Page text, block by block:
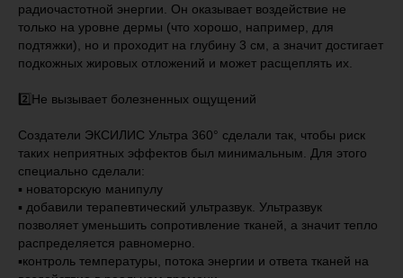
радиочастотной энергии. Он оказывает воздействие не
только на уровне дермы (что хорошо, например, для
подтяжки), но и проходит на глубину 3 см, а значит достигает
подкожных жировых отложений и может расщеплять их.
2️⃣Не вызывает болезненных ощущений
Создатели ЭКСИЛИС Ультра 360° сделали так, чтобы риск
таких неприятных эффектов был минимальным. Для этого
специально сделали:
▪️ новаторскую манипулу
▪️ добавили терапевтический ультразвук. Ультразвук
позволяет уменьшить сопротивление тканей, а значит тепло
распределяется равномерно.
▪️контроль температуры, потока энергии и ответа тканей на